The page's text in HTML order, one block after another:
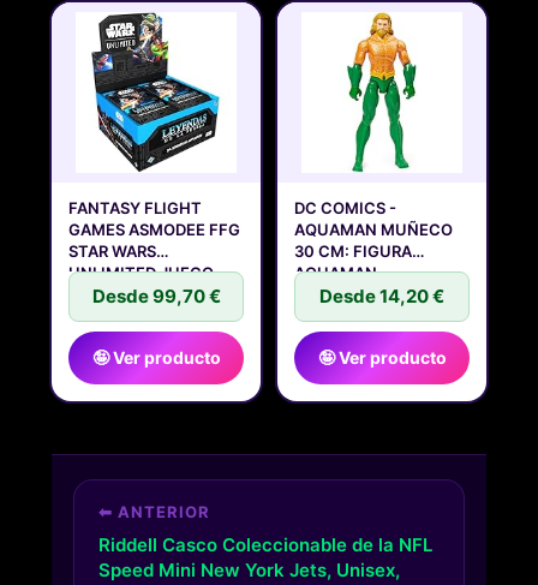
FANTASY FLIGHT
GAMES ASMODEE FFG
STAR WARS
UNLIMITED JUEGO
Desde 99,70 €
🤪 Ver producto
DC COMICS -
AQUAMAN MUÑECO
30 CM: FIGURA
AQUAMAN
ARTICULADA
Desde 14,20 €
🤪 Ver producto
⬅ ANTERIOR
Riddell Casco Coleccionable de la NFL
Speed Mini New York Jets, Unisex,